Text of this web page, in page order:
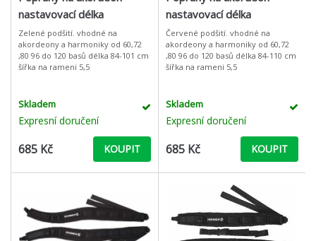
nastavovací délka
Zelené podšití. vhodné na
akordeony a harmoniky od 60,72
,80 96 do 120 basů délka 84-101 cm
šířka na rameni 5,5
Skladem
Expresní doručení
685 Kč KOUPIT
nastavovací délka
Červené podšití. vhodné na
akordeony a harmoniky od 60,72
,80 96 do 120 basů délka 84-110 cm
šířka na rameni 5,5
Skladem
Expresní doručení
685 Kč KOUPIT